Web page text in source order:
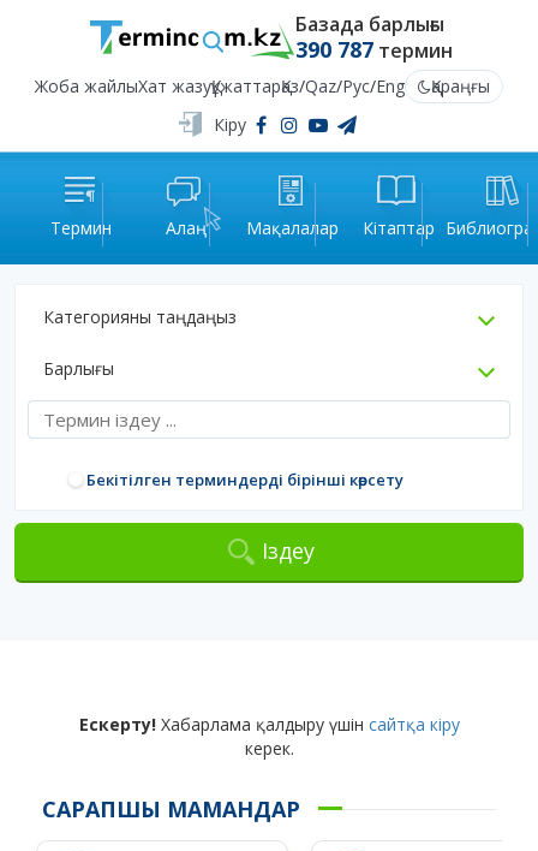
Базада барлығы
390 787термин
Жоба жайлыХат жазуҚұжаттарҚаз/Qaz/Рус/Eng
Қараңғы
Кіру
Термин Алаң Мақалалар Кітаптар
Категорияны таңдаңыз
Барлығы
Бекітілген терминдерді бірінші көрсету
Іздеу
Ескерту!Хабарлама қалдыру үшін сайтқа кіру
керек.
САРАПШЫ МАМАНДАР